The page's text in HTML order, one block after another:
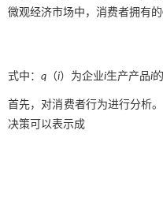
微观经济市场中，消费者拥有的
式中： q （i）为企业i生产产品i
首先，对消费者行为进行分析
决策可以表示成